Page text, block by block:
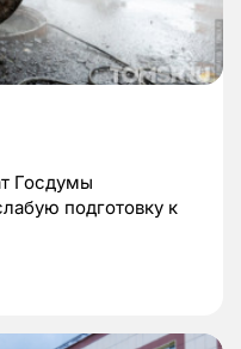
Госдумы
подготовку к